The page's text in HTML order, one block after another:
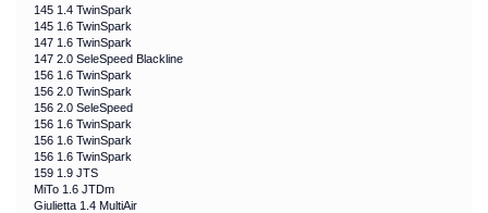
145 1.4 TwinSpark
145 1.6 TwinSpark
147 1.6 TwinSpark
147 2.0 SeleSpeed Blackline
156 1.6 TwinSpark
156 2.0 TwinSpark
156 2.0 SeleSpeed
156 1.6 TwinSpark
156 1.6 TwinSpark
156 1.6 TwinSpark
159 1.9 JTS
MiTo 1.6 JTDm
Giulietta 1.4 MultiAir